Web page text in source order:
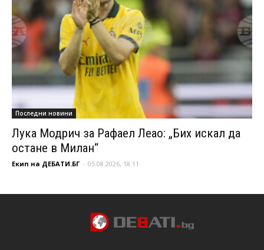
Последни новини
Лука Модрич за Рафаел Леао: „Бих искал да
остане в Милан“
Екип на ДЕБАТИ.БГ - 05.08.2026, 18:11